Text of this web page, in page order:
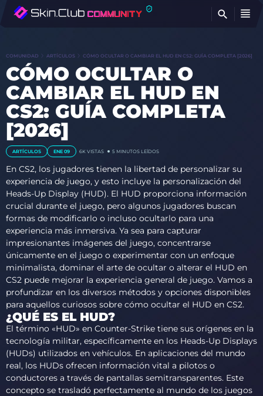
COMUNIDAD ARTÍCULOS CÓMO OCULTAR O CAMBIAR EL HUD EN CS2: GUÍA COMPLETA [2026]
CÓMO OCULTAR O
CAMBIAR EL HUD EN
CS2: GUÍA COMPLETA
[2026]
ARTÍCULOS ENE 09 6K VISTAS 5 MINUTOS LEÍDOS
En CS2, los jugadores tienen la libertad de personalizar su
experiencia de juego, y esto incluye la personalización del
Heads-Up Display (HUD). El HUD proporciona información
crucial durante el juego, pero algunos jugadores buscan
formas de modificarlo o incluso ocultarlo para una
experiencia más inmersiva. Ya sea para capturar
impresionantes imágenes del juego, concentrarse
únicamente en el juego o experimentar con un enfoque
minimalista, dominar el arte de ocultar o alterar el HUD en
CS2 puede mejorar la experiencia general de juego. Vamos a
profundizar en los diversos métodos y opciones disponibles
para aquellos curiosos sobre cómo ocultar el HUD en CS2.
¿QUÉ ES EL HUD?
El término «HUD» en Counter-Strike tiene sus orígenes en la
tecnología militar, específicamente en los Heads-Up Displays
(HUDs) utilizados en vehículos. En aplicaciones del mundo
real, los HUDs ofrecen información vital a pilotos o
conductores a través de pantallas semitransparentes. Este
concepto se trasladó perfectamente al mundo de los juegos